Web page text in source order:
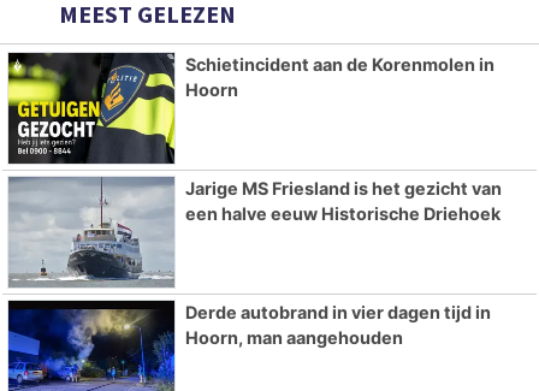
MEEST GELEZEN
Schietincident aan de Korenmolen in
Hoorn
Jarige MS Friesland is het gezicht van
een halve eeuw Historische Driehoek
Derde autobrand in vier dagen tijd in
Hoorn, man aangehouden